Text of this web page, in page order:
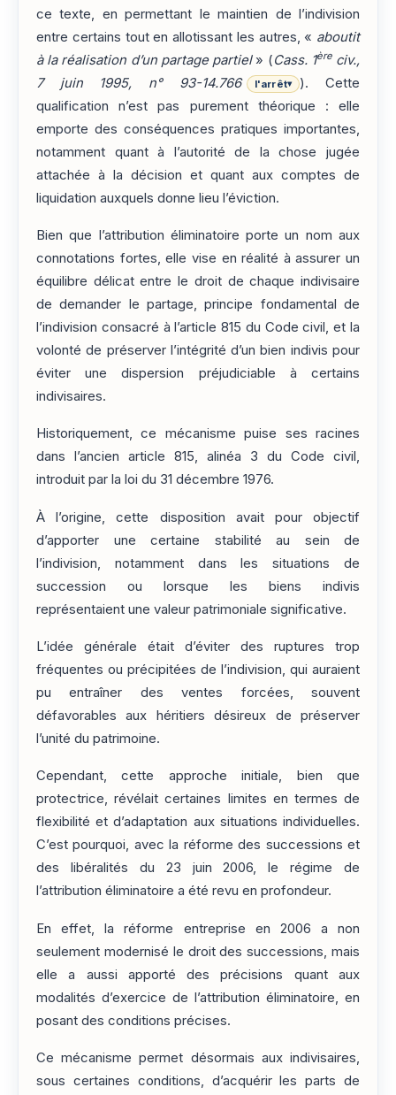
ce texte, en permettant le maintien de l’indivision
entre certains tout en allotissant les autres, « aboutit
à la réalisation d’un partage partiel» (Cass. 1èreciv.,
7 juin 1995, n° 93-14.766
l'arrêt▾
). Cette
qualification n’est pas purement théorique : elle
emporte des conséquences pratiques importantes,
notamment quant à l’autorité de la chose jugée
attachée à la décision et quant aux comptes de
liquidation auxquels donne lieu l’éviction.
Bien que l’attribution éliminatoire porte un nom aux
connotations fortes, elle vise en réalité à assurer un
équilibre délicat entre le droit de chaque indivisaire
de demander le partage, principe fondamental de
l’indivision consacré à l’article 815 du Code civil, et la
volonté de préserver l’intégrité d’un bien indivis pour
éviter une dispersion préjudiciable à certains
indivisaires.
Historiquement, ce mécanisme puise ses racines
dans l’ancien article 815, alinéa 3 du Code civil,
introduit par la loi du 31 décembre 1976.
À l’origine, cette disposition avait pour objectif
d’apporter une certaine stabilité au sein de
l’indivision, notamment dans les situations de
succession ou lorsque les biens indivis
représentaient une valeur patrimoniale significative.
L’idée générale était d’éviter des ruptures trop
fréquentes ou précipitées de l’indivision, qui auraient
pu entraîner des ventes forcées, souvent
défavorables aux héritiers désireux de préserver
l’unité du patrimoine.
Cependant, cette approche initiale, bien que
protectrice, révélait certaines limites en termes de
flexibilité et d’adaptation aux situations individuelles.
C’est pourquoi, avec la réforme des successions et
des libéralités du 23 juin 2006, le régime de
l’attribution éliminatoire a été revu en profondeur.
En effet, la réforme entreprise en 2006 a non
seulement modernisé le droit des successions, mais
elle a aussi apporté des précisions quant aux
modalités d’exercice de l’attribution éliminatoire, en
posant des conditions précises.
Ce mécanisme permet désormais aux indivisaires,
sous certaines conditions, d’acquérir les parts de